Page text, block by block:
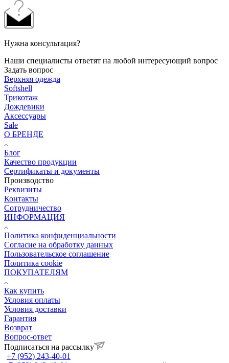
Нужна консультация?
Наши специалисты ответят на любой интересующий вопрос
Задать вопрос
Верхняя одежда
Softshell
Трикотаж
Дождевики
Аксессуары
Sale
О БРЕНДЕ
Блог
Качество продукции
Сертификаты и документы
Производство
Реквизиты
Контакты
Сотрудничество
ИНФОРМАЦИЯ
Политика конфиденциальности
Согласие на обработку данных
Пользовательское соглашение
Политика cookie
ПОКУПАТЕЛЯМ
Как купить
Условия оплаты
Условия доставки
Гарантия
Возврат
Вопрос-ответ
Подписаться на рассылку
+7 (952) 243-40-01